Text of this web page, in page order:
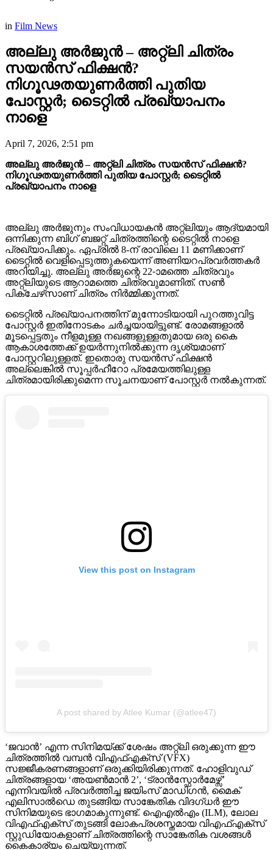
in Film News
അല്ലു അർജുൻ – അറ്റ്‌ലി ചിത്രം
സയൻസ് ഫിക്ഷൻ?
നിഗൂഢതയുണർത്തി പുതിയ
പോസ്റ്റർ; ടൈറ്റിൽ പ്രഖ്യാപനം
നാളെ
April 7, 2026, 2:51 pm
അല്ലു അർജുൻ – അറ്റ്‌ലി ചിത്രം സയൻസ് ഫിക്ഷൻ?
നിഗൂഢതയുണർത്തി പുതിയ പോസ്റ്റർ; ടൈറ്റിൽ
പ്രഖ്യാപനം നാളെ
അല്ലു അർജുനും സംവിധായകൻ അറ്റ്‌ലിയും ആദ്യമായി
ഒന്നിക്കുന്ന ബിഗ് ബജറ്റ് ചിത്രത്തിന്റെ ടൈറ്റിൽ നാളെ
പ്രഖ്യാപിക്കും. ഏപ്രിൽ 8-ന് രാവിലെ 11 മണിക്കാണ്
ടൈറ്റിൽ വെളിപ്പെടുത്തുകയെന്ന് അണിയറപ്രവർത്തകർ
അറിയിച്ചു. അല്ലു അർജുന്റെ 22-ാമത്തെ ചിത്രവും
അറ്റ്‌ലിയുടെ ആറാമത്തെ ചിത്രവുമാണിത്. സൺ
പിക്‌ചേഴ്‌സാണ് ചിത്രം നിർമ്മിക്കുന്നത്.
ടൈറ്റിൽ പ്രഖ്യാപനത്തിന് മുന്നോടിയായി പുറത്തുവിട്ട
പോസ്റ്റർ ഇതിനോടകം ചർച്ചയായിട്ടുണ്ട്. രോമങ്ങളാൽ
മൂടപ്പെട്ടതും നീളമുള്ള നഖങ്ങളുള്ളതുമായ ഒരു കൈ
ആകാശത്തേക്ക് ഉയർന്നുനിൽക്കുന്ന ദൃശ്യമാണ്
പോസ്റ്ററിലുള്ളത്. ഇതൊരു സയൻസ് ഫിക്ഷൻ
അല്ലെങ്കിൽ സൂപ്പർഹീറോ പ്രമേയത്തിലുള്ള
ചിത്രമായിരിക്കുമെന്ന സൂചനയാണ് പോസ്റ്റർ നൽകുന്നത്.
View this post on Instagram
A post shared by Atlee Kumar (@atlee47)
‘ജവാൻ’ എന്ന സിനിമയ്ക്ക് ശേഷം അറ്റ്‌ലി ഒരുക്കുന്ന ഈ
ചിത്രത്തിൽ വമ്പൻ വിഎഫ്എക്സ് (VFX)
സജ്ജീകരണങ്ങളാണ് ഒരുക്കിയിരിക്കുന്നത്. ഹോളിവുഡ്
ചിത്രങ്ങളായ ‘അയൺമാൻ 2’, ‘ട്രാൻസ്ഫോർമേഴ്സ്’
എന്നിവയിൽ പ്രവർത്തിച്ച ജയിംസ് മാഡിഗൻ, മൈക്
എലിസാൽഡെ തുടങ്ങിയ സാങ്കേതിക വിദഗ്ധർ ഈ
സിനിമയുടെ ഭാഗമാകുന്നുണ്ട്. ഐഎൽഎം (ILM), ലോല
വിഎഫ്എക്സ് തുടങ്ങി ലോകപ്രശസ്തമായ വിഎഫ്എക്സ്
സ്റ്റുഡിയോകളാണ് ചിത്രത്തിന്റെ സാങ്കേതിക വശങ്ങൾ
കൈകാര്യം ചെയ്യുന്നത്.